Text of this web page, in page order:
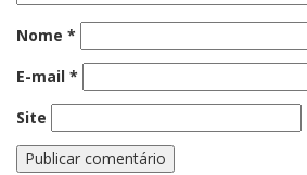
Nome *
E-mail *
Site